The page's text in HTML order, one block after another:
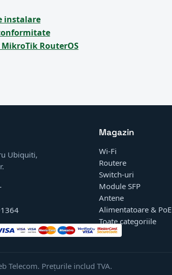
instalare
RouterOS
Ubiquiti,
Magazin
Wi-Fi
Routere
Switch-uri
Module SFP
Antene
Alimentatoare & PoE
Toate categoriile
Telecom. Prețurile includ TVA.